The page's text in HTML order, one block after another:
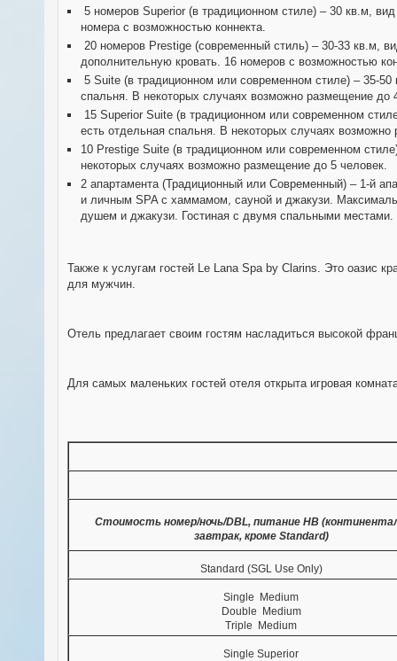
5 номеров Superior (в традиционном стиле) – 30 кв.м,
номера с возможностью коннекта.
20 номеров Prestige (современный стиль) – 30-33 кв.м,
дополнительную кровать. 16 номеров с возможностью
5 Suite (в традиционном или современном стиле) – 35-
спальня. В некоторых случаях возможно размещение до
15 Superior Suite (в традиционном или современном
есть отдельная спальня. В некоторых случаях
10 Prestige Suite (в традиционном или современном
некоторых случаях возможно размещение до 5 человек.
2 апартамента (Традиционный или Современный) – 1-й
и личным SPA с хаммамом, сауной и джакузи.
душем и джакузи. Гостиная с двумя спальными
Также к услугам гостей Le Lana Spa by Clarins. Это оазис
для мужчин.
Отель предлагает своим гостям насладиться высокой
Для самых маленьких гостей отеля открыта игровая
Стоимость номер/ночь/DBL, питание НВ
завтрак, кроме Standard)
Standard (SGL Use Only)
Single Medium
Double Medium
Triple Medium
Single Superior